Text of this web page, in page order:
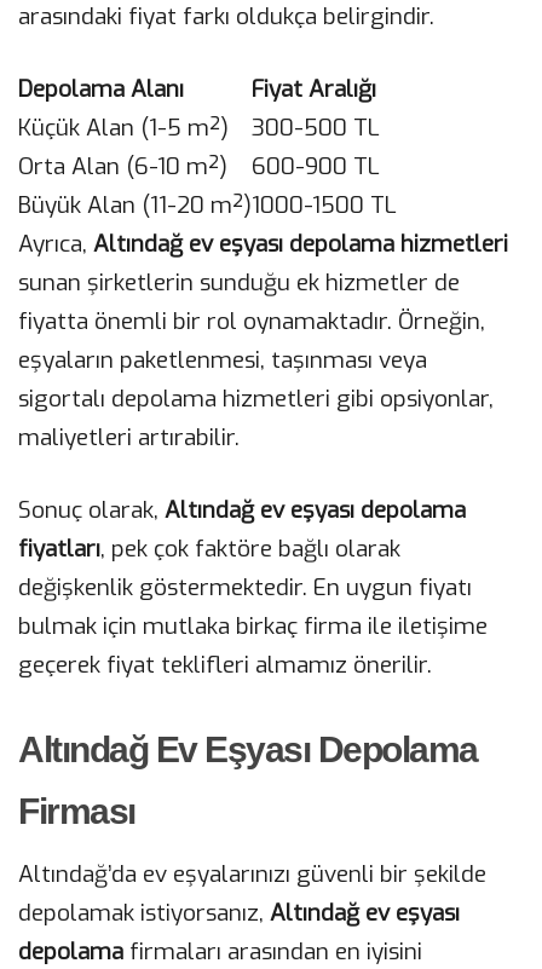
arasındaki fiyat farkı oldukça belirgindir.
Depolama Alanı
Fiyat Aralığı
Küçük Alan (1-5 m²)
300-500 TL
Orta Alan (6-10 m²)
600-900 TL
Büyük Alan (11-20 m²)1000-1500 TL
Ayrıca, Altındağ ev eşyası depolama hizmetleri
sunan şirketlerin sunduğu ek hizmetler de
fiyatta önemli bir rol oynamaktadır. Örneğin,
eşyaların paketlenmesi, taşınması veya
sigortalı depolama hizmetleri gibi opsiyonlar,
maliyetleri artırabilir.
Sonuç olarak, Altındağ ev eşyası depolama
fiyatları, pek çok faktöre bağlı olarak
değişkenlik göstermektedir. En uygun fiyatı
bulmak için mutlaka birkaç firma ile iletişime
geçerek fiyat teklifleri almamız önerilir.
Altındağ Ev Eşyası Depolama
Firması
Altındağ’da ev eşyalarınızı güvenli bir şekilde
depolamak istiyorsanız, Altındağ ev eşyası
depolama firmaları arasından en iyisini